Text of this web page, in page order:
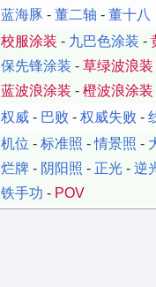
蓝海豚 - 董二轴 - 董十八
校服涂装 - 九巴色涂装 -
保先锋涂装 - 草绿波浪装
蓝波浪涂装 - 橙波浪涂装
权威 - 巴败 - 权威失败 -
机位 - 标准照 -情景照 -
烂牌 - 阴阳照 - 正光 - 逆
铁手功 - POV